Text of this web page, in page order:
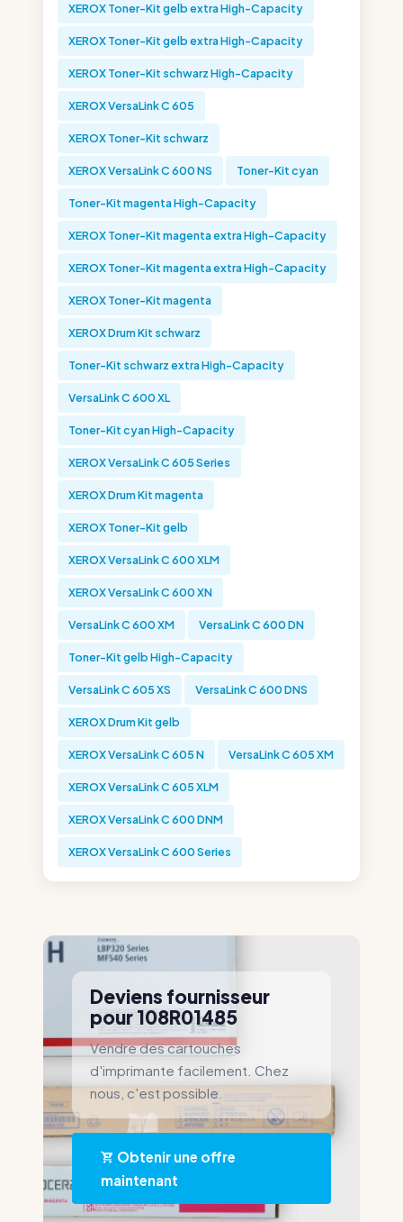
XEROX Toner-Kit gelb extra High-Capacity
XEROX Toner-Kit gelb extra High-Capacity
XEROX Toner-Kit schwarz High-Capacity
XEROX VersaLink C 605
XEROX Toner-Kit schwarz
XEROX VersaLink C 600 NS Toner-Kit cyan
Toner-Kit magenta High-Capacity
XEROX Toner-Kit magenta extra High-Capacity
XEROX Toner-Kit magenta extra High-Capacity
XEROX Toner-Kit magenta
XEROX Drum Kit schwarz
Toner-Kit schwarz extra High-Capacity
VersaLink C 600 XL
Toner-Kit cyan High-Capacity
XEROX VersaLink C 605 Series
XEROX Drum Kit magenta
XEROX Toner-Kit gelb
XEROX VersaLink C 600 XLM
XEROX VersaLink C 600 XN
VersaLink C 600 XM VersaLink C 600 DN
Toner-Kit gelb High-Capacity
VersaLink C 605 XS VersaLink C 600 DNS
XEROX Drum Kit gelb
XEROX VersaLink C 605 N VersaLink C 605 XM
XEROX VersaLink C 605 XLM
XEROX VersaLink C 600 DNM
XEROX VersaLink C 600 Series
Deviens fournisseur
pour 108R01485
Vendre des cartouches
d'imprimante facilement. Chez
nous, c'est possible.
Obtenir une offre
maintenant